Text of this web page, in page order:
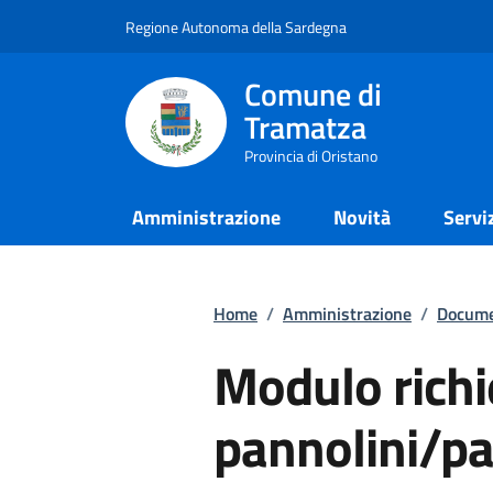
Regione Autonoma della Sardegna
Comune di
Tramatza
Provincia di Oristano
Amministrazione Novità
Home / Amministrazione /
Modulo
pannolini/